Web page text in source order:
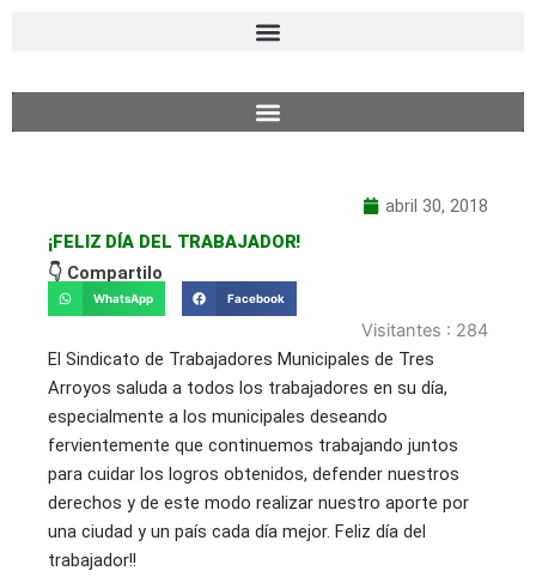
¡FELIZ DÍA DEL TRABAJADOR!
👇 Compartilo
WhatsApp Facebook
abril 30, 2018
Visitantes : 284
El Sindicato de Trabajadores Municipales de Tres
Arroyos saluda a todos los trabajadores en su día,
especialmente a los municipales deseando
fervientemente que continuemos trabajando juntos
para cuidar los logros obtenidos, defender nuestros
derechos y de este modo realizar nuestro aporte por
una ciudad y un país cada día mejor. Feliz día del
trabajador!!